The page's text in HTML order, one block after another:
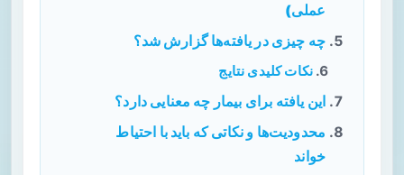
عملی)
چه چیزی در یافته‌ها گزارش شد؟
نکات کلیدی نتایج
این یافته برای بیمار چه معنایی دارد؟
محدودیت‌ها و نکاتی که باید با احتیاط
خواند